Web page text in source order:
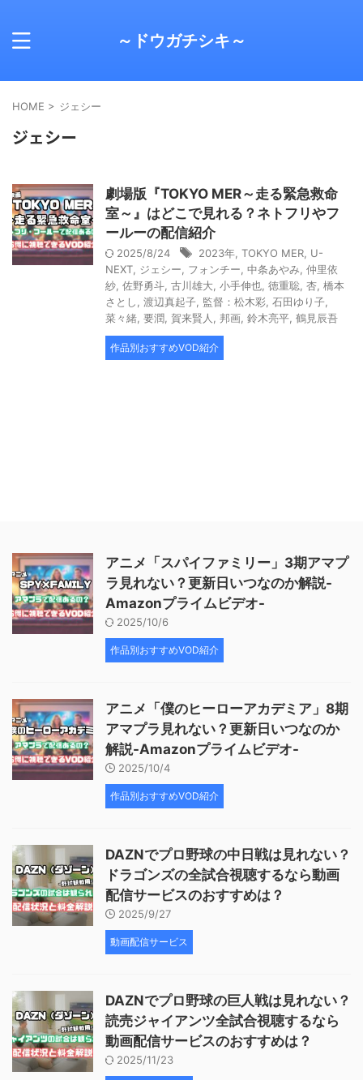
～ドウガチシキ～
HOME > ジェシー
ジェシー
劇場版『TOKYO MER～走る緊急救命
室～』はどこで見れる？ネトフリやフ
ールーの配信紹介
2025/8/24 2023年 TOKYO MER U-
NEXT ジェシー フォンチー 中条あやみ 仲里依
紗 佐野勇斗 古川雄大 小手伸也 徳重聡 杏 橋本
さとし
渡辺真起子 監督：松木彩 石田ゆり子
菜々緒 要潤 賀来賢人 邦画 鈴木亮平 鶴見辰吾
作品別おすすめVOD紹介
アニメ「スパイファミリー」3期アマプ
ラ見れない？更新日いつなのか解説-
Amazonプライムビデオ-
2025/10/6
作品別おすすめVOD紹介
アニメ「僕のヒーローアカデミア」8期
アマプラ見れない？更新日いつなのか
解説-Amazonプライムビデオ-
2025/10/4
作品別おすすめVOD紹介
DAZNでプロ野球の中日戦は見れない？
ドラゴンズの全試合視聴するなら動画
配信サービスのおすすめは？
2025/9/27
動画配信サービス
DAZNでプロ野球の巨人戦は見れない？
読売ジャイアンツ全試合視聴するなら
動画配信サービスのおすすめは？
2025/11/23